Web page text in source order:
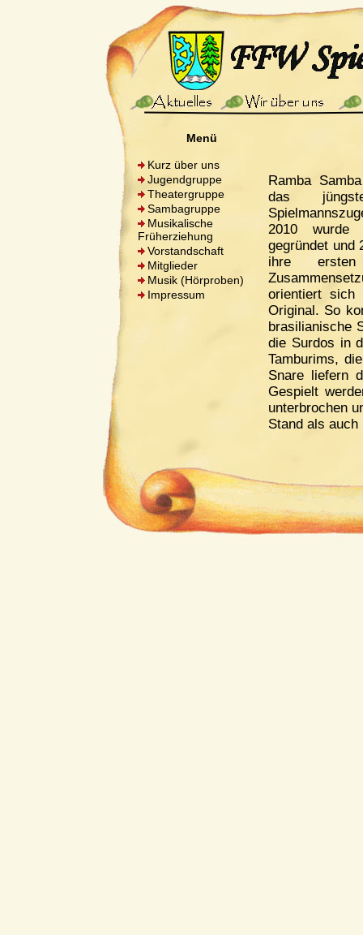
Menü
Kurz über uns
Jugendgruppe
Theatergruppe
Sambagruppe
Musikalische
Früherziehung
Vorstandschaft
Mitglieder
Musik (Hörproben)
Impressum
Ramba
das
2010 wurde
gegründet und
ihre
orientiert sich
Original. So
brasilianische
die Surdos in
Tamburims,
Snare liefern
Gespielt
unterbrochen
Stand als